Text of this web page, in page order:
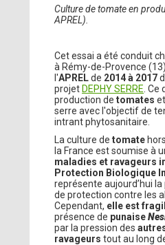
Culture de tomate en
APREL).
Cet essai a été conduit
à Rémy-de-Provence
l'APRELde 2014 à 2017
projet DEPHY SERRE .
production detomates
serre avec l'objectif de
intrant phytosanitaire.
La culture detomate
la France est soumise à
maladies et ravageurs
Protection Biologique
représente aujourd’hui
de protection contre les
Cependant, elle est
présence de punaise
par la pression des
ravageurs tout au long